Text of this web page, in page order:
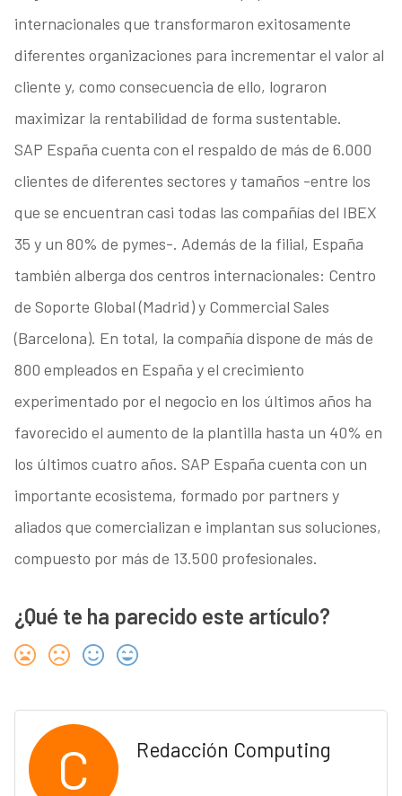
internacionales que transformaron exitosamente
diferentes organizaciones para incrementar el valor al
cliente y, como consecuencia de ello, lograron
maximizar la rentabilidad de forma sustentable.
SAP España cuenta con el respaldo de más de 6.000
clientes de diferentes sectores y tamaños -entre los
que se encuentran casi todas las compañías del IBEX
35 y un 80% de pymes-. Además de la filial, España
también alberga dos centros internacionales: Centro
de Soporte Global (Madrid) y Commercial Sales
(Barcelona). En total, la compañía dispone de más de
800 empleados en España y el crecimiento
experimentado por el negocio en los últimos años ha
favorecido el aumento de la plantilla hasta un 40% en
los últimos cuatro años. SAP España cuenta con un
importante ecosistema, formado por partners y
aliados que comercializan e implantan sus soluciones,
compuesto por más de 13.500 profesionales.
¿Qué te ha parecido este artículo?
C Redacción Computing